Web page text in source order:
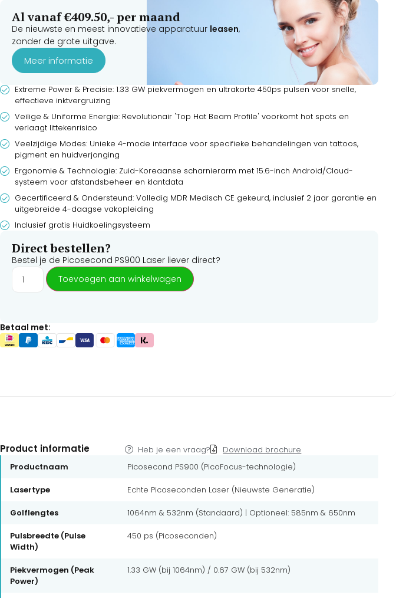
Al vanaf €409.50,- per maand
De nieuwste en meest innovatieve apparatuur leasen,
zonder de grote uitgave.
Meer informatie
Extreme Power & Precisie: 1.33 GW piekvermogen en ultrakorte 450ps pulsen voor snelle,
effectieve inktvergruizing
Veilige & Uniforme Energie: Revolutionair 'Top Hat Beam Profile' voorkomt hot spots en
verlaagt littekenrisico
Veelzijdige Modes: Unieke 4-mode interface voor specifieke behandelingen van tattoos,
pigment en huidverjonging
Ergonomie & Technologie: Zuid-Koreaanse scharnierarm met 15.6-inch Android/Cloud-
systeem voor afstandsbeheer en klantdata
Gecertificeerd & Ondersteund: Volledig MDR Medisch CE gekeurd, inclusief 2 jaar garantie en
uitgebreide 4-daagse vakopleiding
Inclusief gratis Huidkoelingsysteem
Direct bestellen?
Bestel je de Picosecond PS900 Laser liever direct?
Toevoegen aan winkelwagen
Betaal met:
Product informatie Heb je een vraag?
Download brochure
Productnaam
Picosecond PS900 (PicoFocus-technologie)
Lasertype Echte Picoseconden Laser (Nieuwste Generatie)
Golflengtes 1064nm & 532nm (Standaard) | Optioneel: 585nm & 650nm
Pulsbreedte (Pulse
Width)
450 ps (Picoseconden)
Piekvermogen (Peak
Power)
1.33 GW (bij 1064nm) / 0.67 GW (bij 532nm)